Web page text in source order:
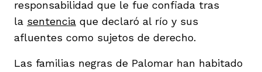
responsabilidad que le fue confiada tras
la sentencia que declaró al río y sus
afluentes como sujetos de derecho.
Las familias negras de Palomar han habitado